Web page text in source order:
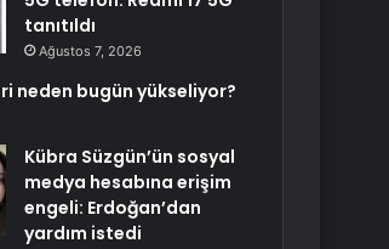
tanıtıldı
Ağustos 7, 2026
neden bugün yükseliyor?
Kübra Süzgün’ün sosyal
medya hesabına erişim
engeli: Erdoğan’dan
yardım istedi